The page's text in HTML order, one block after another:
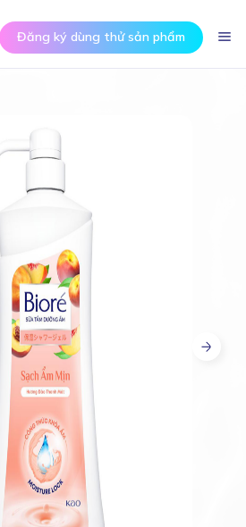
Đăng ký dùng thử sản phẩm